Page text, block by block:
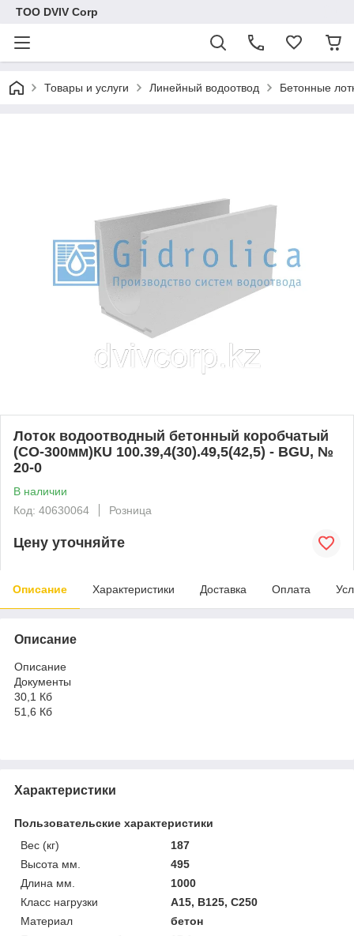
ТОО DVIV Corp
Товары и услуги Линейный водоотвод Бетонные
Лоток водоотводный бетонный коробчатый
(СО-300мм)КU 100.39,4(30).49,5(42,5) - BGU, №
20-0
В наличии
Код: 40630064
Розница
Цену уточняйте
Описание Характеристики Доставка Оплата
Описание
Описание
Документы
30,1 Кб
51,6 Кб
Характеристики
Пользовательские характеристики
Вес (кг)
187
Высота мм.
495
Длина мм.
1000
Класс нагрузки
A15, B125, C250
Материал
бетон